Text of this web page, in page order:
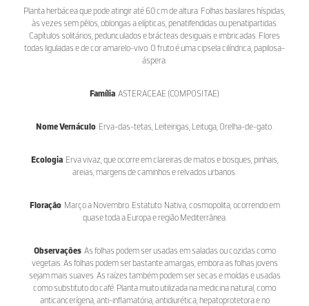
Planta herbácea que pode atingir até 60 cm de altura. Folhas basilares híspidas,
às vezes sem pêlos, oblongas a elípticas, penatifendidas ou penatipartidas.
Capítulos solitários, pedunculados e brácteas desiguais e imbricadas. Flores
todas liguladas e de cor amarelo-vivo. O fruto é uma cipsela cilíndrica, papilosa-
áspera.
Família: ASTERACEAE (COMPOSITAE)
Nome Vernáculo: Erva-das-tetas, Leiteirigas, Leituga, Orelha-de-gato.
Ecologia: Erva vivaz, que ocorre em clareiras de matos e bosques, pinhais,
areias, margens de caminhos e relvados urbanos.
Floração: Março a Novembro. Estatuto: Nativa, cosmopolita, ocorrendo em
quase toda a Europa e região Mediterrânea.
Observações: As folhas podem ser usadas em saladas ou cozidas como
vegetais. As folhas podem ser bastante amargas, embora as folhas jovens
sejam mais suaves. As raízes também podem ser secas e moídas e usadas
como substituto do café. Planta muito utilizada na medicina natural, como
anticancerígena, anti-inflamatória, antidiurética, hepatoprotetora e no